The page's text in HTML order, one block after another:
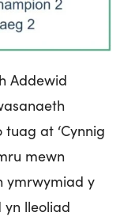
Addewid
at ‘Cynnig
mewn
ymrwymiad y
yn lleoliad